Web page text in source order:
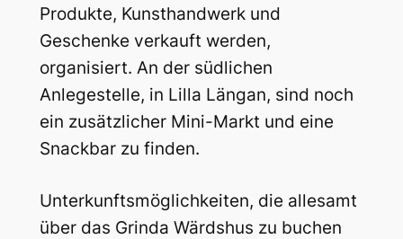
Produkte, Kunsthandwerk und
Geschenke verkauft werden,
organisiert. An der südlichen
Anlegestelle, in Lilla Längan, sind noch
ein zusätzlicher Mini-Markt und eine
Snackbar zu finden.
Unterkunftsmöglichkeiten, die allesamt
über das Grinda Wärdshus zu buchen